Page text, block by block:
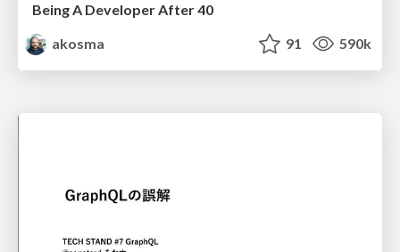
Being A Developer After 40
akosma
91 590k